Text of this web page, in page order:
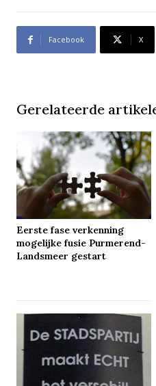
Facebook X
Gerelateerde
Eerste fase verkenning
mogelijke fusie Purmerend-
Landsmeer gestart